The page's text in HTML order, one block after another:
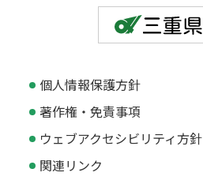
個人情報保護方針
著作権・免責事項
ウェブアクセシビリティ方針
関連リンク